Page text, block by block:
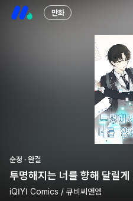
만화
순정 · 완결
투명해지는 너를 향해 달릴게
iQIYI Comics / 큐비씨앤엠